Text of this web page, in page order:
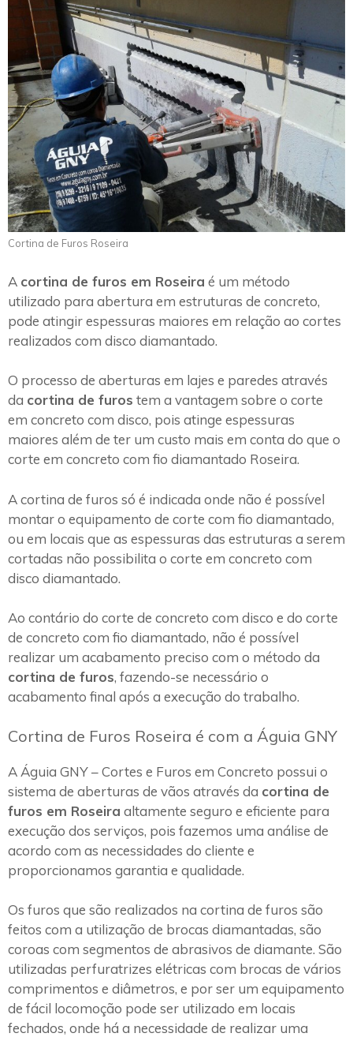
Cortina de Furos Roseira
A cortina de furos em Roseira é um método
utilizado para abertura em estruturas de concreto,
pode atingir espessuras maiores em relação ao cortes
realizados com disco diamantado.
O processo de aberturas em lajes e paredes através
da cortina de furos tem a vantagem sobre o corte
em concreto com disco, pois atinge espessuras
maiores além de ter um custo mais em conta do que o
corte em concreto com fio diamantado Roseira.
A cortina de furos só é indicada onde não é possível
montar o equipamento de corte com fio diamantado,
ou em locais que as espessuras das estruturas a serem
cortadas não possibilita o corte em concreto com
disco diamantado.
Ao contário do corte de concreto com disco e do corte
de concreto com fio diamantado, não é possível
realizar um acabamento preciso com o método da
cortina de furos, fazendo-se necessário o
acabamento final após a execução do trabalho.
Cortina de Furos Roseira é com a Águia GNY
A Águia GNY – Cortes e Furos em Concreto possui o
sistema de aberturas de vãos através da cortina de
furos em Roseira altamente seguro e eficiente para
execução dos serviços, pois fazemos uma análise de
acordo com as necessidades do cliente e
proporcionamos garantia e qualidade.
Os furos que são realizados na cortina de furos são
feitos com a utilização de brocas diamantadas, são
coroas com segmentos de abrasivos de diamante. São
utilizadas perfuratrizes elétricas com brocas de vários
comprimentos e diâmetros, e por ser um equipamento
de fácil locomoção pode ser utilizado em locais
fechados, onde há a necessidade de realizar uma